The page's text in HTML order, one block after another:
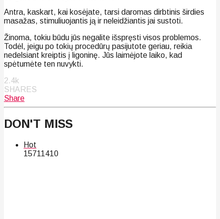
Antra, kaskart, kai kosėjate, tarsi daromas dirbtinis širdies
masažas, stimuliuojantis ją ir neleidžiantis jai sustoti.
Žinoma, tokiu būdu jūs negalite išspręsti visos problemos.
Todėl, jeigu po tokių procedūrų pasijutote geriau, reikia
nedelsiant kreiptis į ligoninę. Jūs laimėjote laiko, kad
spėtumėte ten nuvykti.
2.4k
SHARES
Share
DON'T MISS
Hot
15711410